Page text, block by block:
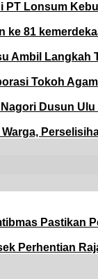
PT Lonsum
ke 81
Ambil Langkah
Tokoh
Dusun
Pastikan
Perhentian